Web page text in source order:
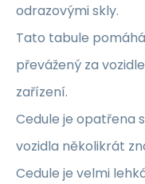
odrazovými skly.
Tato tabule
převážený za
zařízení.
Cedule je opatřena
vozidla několikrát
Cedule je velmi